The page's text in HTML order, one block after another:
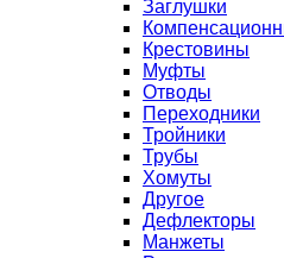
Заглушки
Крестовины
Муфты
Отводы
Переходники
Тройники
Трубы
Хомуты
Другое
Дефлекторы
Манжеты